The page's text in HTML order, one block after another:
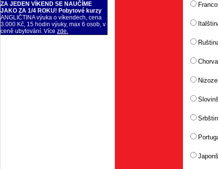
ZA JEDEN VÍKEND SE NAUČÍME
JAKO ZA 1/4 ROKU! Pobytové kurzy
ANGLIČTINA výuka o víkendech, cena
3.000 Kč, 15 hodin výuky, max 6 osob, v
ceně ubytování. Více zde.